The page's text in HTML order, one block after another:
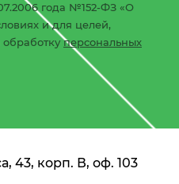
года №152-ФЗ «О
и для целей,
обработкуперсональных
43, корп. В, оф. 103